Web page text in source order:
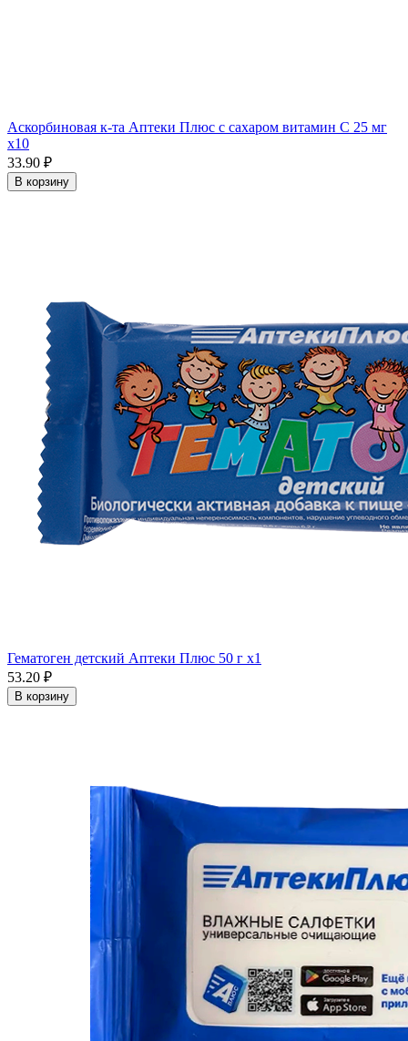
Аскорбиновая к-та Аптеки Плюс с сахаром витамин С 25 мг
x10
33.90 ₽
В корзину
Гематоген детский Аптеки Плюс 50 г x1
53.20 ₽
В корзину